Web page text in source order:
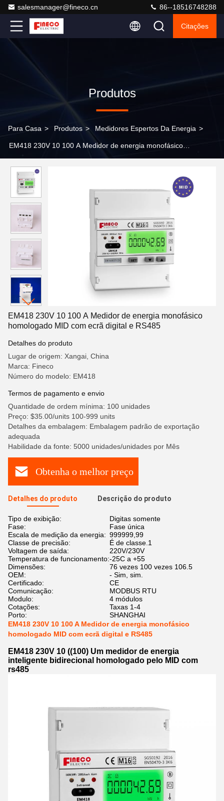
salesmanager@fineco.cn 86--18516748288
Citações
Produtos
Para Casa > Produtos > Medidores Espertos Da Energia >
EM418 230V 10 100 A Medidor de energia monofásico
EM418 230V 10 100 A Medidor de energia monofásico
homologado MID com ecrã digital e RS485
Detalhes do produto
Lugar de origem: Xangai, China
Marca: Fineco
Número do modelo: EM418
Termos de pagamento e envio
Quantidade de ordem mínima: 100 unidades
Preço: $35.00/units 100-999 units
Detalhes da embalagem: Embalagem padrão de exportação
adequada
Habilidade da fonte: 5000 unidades/unidades por Mês
Obtenha o melhor preço
Detalhes do produto Descrição do produto
Tipo de exibição:
Digitas somente
Fase:
Fase única
Escala de medição da energia: 999999,99
Classe de precisão:
É de classe.1
Voltagem de saída:
220V/230V
Temperatura de funcionamento:-25C a +55
Dimensões:
76 vezes 100 vezes 106.5
OEM:
- Sim, sim.
Certificado:
CE
Comunicação:
MODBUS RTU
Modulo:
4 módulos
Cotações:
Taxas 1-4
Porto:
SHANGHAI
EM418 230V 10 100 A Medidor de energia monofásico
homologado MID com ecrã digital e RS485
EM418 230V 10 ((100) Um medidor de energia
inteligente bidirecional homologado pelo MID com
rs485